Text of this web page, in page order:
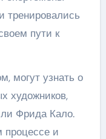
тренировались
пути к
могут узнать о
художников,
Фрида Кало.
процессе и